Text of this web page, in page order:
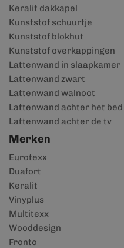
Keralit dakkapel
Kunststof schuurtje
Kunststof blokhut
Kunststof overkappingen
Lattenwand in slaapkamer
Lattenwand zwart
Lattenwand walnoot
Lattenwand achter het bed
Lattenwand achter de tv
Merken
Eurotexx
Duafort
Keralit
Vinyplus
Multitexx
Wooddesign
Fronto